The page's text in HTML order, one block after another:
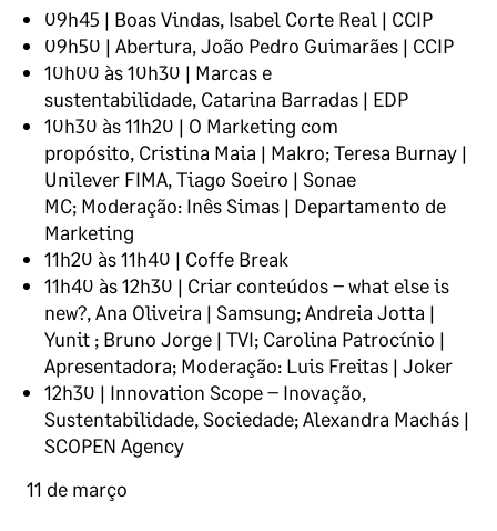
09h45 | Boas Vindas, Isabel Corte Real | CCIP
09h50 | Abertura, João Pedro Guimarães | CCIP
10h00 às 10h30 | Marcas e
sustentabilidade, Catarina Barradas | EDP
10h30 às 11h20 | O Marketing com
propósito, Cristina Maia | Makro; Teresa Burnay |
Unilever FIMA, Tiago Soeiro | Sonae
MC; Moderação: Inês Simas | Departamento de
Marketing
11h20 às 11h40 | Coffe Break
11h40 às 12h30 | Criar conteúdos – what else is
new?, Ana Oliveira | Samsung; Andreia Jotta |
Yunit ; Bruno Jorge | TVI; Carolina Patrocínio |
Apresentadora; Moderação: Luis Freitas | Joker
12h30 | Innovation Scope – Inovação,
Sustentabilidade, Sociedade; Alexandra Machás |
SCOPEN Agency
11 de março